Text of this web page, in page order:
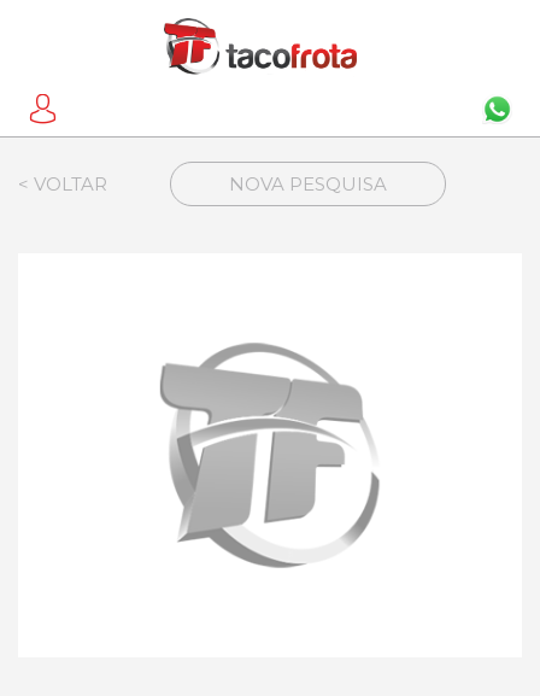
< VOLTAR NOVA PESQUISA